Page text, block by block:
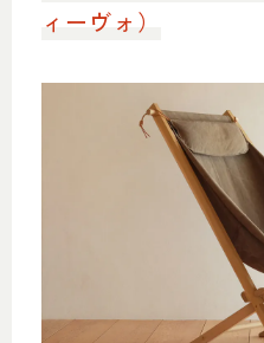
ィーヴォ）